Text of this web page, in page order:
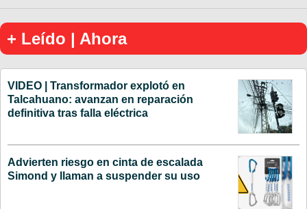
+ Leído | Ahora
VIDEO | Transformador explotó en
Talcahuano: avanzan en reparación
definitiva tras falla eléctrica
Advierten riesgo en cinta de escalada
Simond y llaman a suspender su uso